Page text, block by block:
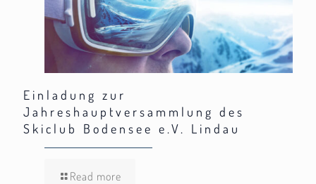
Einladung zur
Jahreshauptversammlung des
Skiclub Bodensee e.V. Lindau
Read more